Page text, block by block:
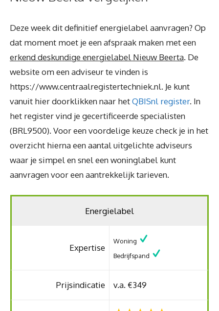
Deze week dit definitief energielabel aanvragen? Op
dat moment moet je een afspraak maken met een
erkend deskundige energielabel Nieuw Beerta. De
website om een adviseur te vinden is
https://www.centraalregistertechniek.nl. Je kunt
vanuit hier doorklikken naar hetQBISnl register. In
het register vind je gecertificeerde specialisten
(BRL9500). Voor een voordelige keuze check je in het
overzicht hierna een aantal uitgelichte adviseurs
waar je simpel en snel een woninglabel kunt
aanvragen voor een aantrekkelijk tarieven.
Energielabel
Expertise
Woning
Bedrijfspand
Prijsindicatie v.a. €349